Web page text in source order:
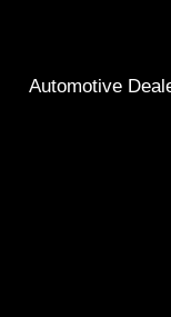
Automotive